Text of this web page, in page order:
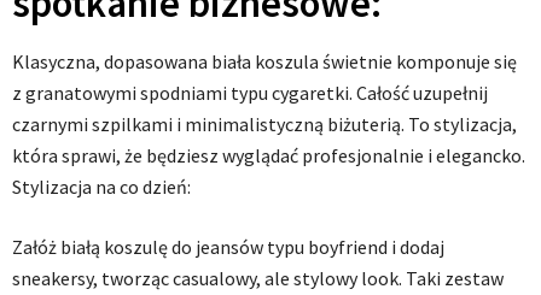
Klasyczna, dopasowana biała koszula świetnie komponuje się
z granatowymi spodniami typu cygaretki. Całość uzupełnij
czarnymi szpilkami i minimalistyczną biżuterią. To stylizacja,
która sprawi, że będziesz wyglądać profesjonalnie i elegancko.
Stylizacja na co dzień:
Załóż białą koszulę do jeansów typu boyfriend i dodaj
sneakersy, tworząc casualowy, ale stylowy look. Taki zestaw